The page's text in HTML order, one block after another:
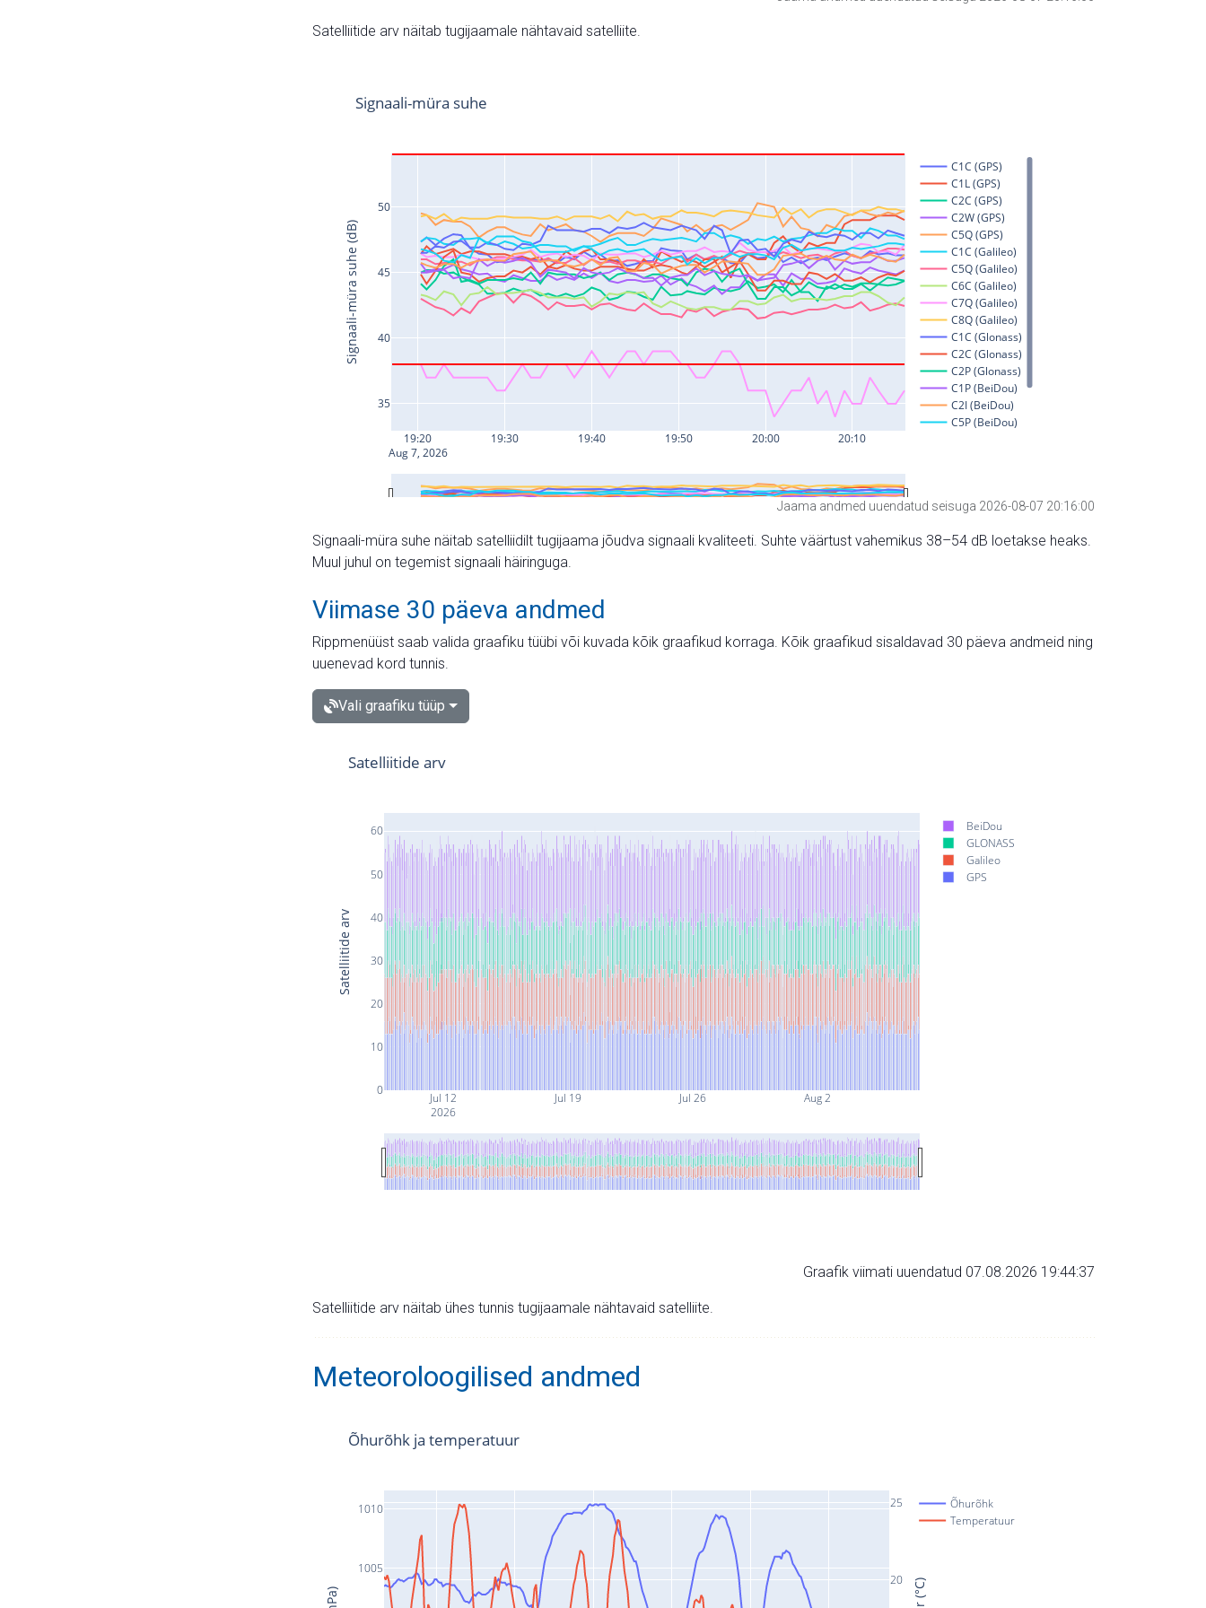
Satelliitide arv näitab tugijaamale nähtavaid satelliite.
Jaama andmed uuendatud seisuga 2026-08-07 20:16:00
Signaali-müra suhe näitab satelliidilt tugijaama jõudva signaali kvaliteeti. Suhte väärtust vahemikus 38–54 dB loetakse heaks.
Muul juhul on tegemist signaali häiringuga.
Viimase 30 päeva andmed
Rippmenüüst saab valida graafiku tüübi või kuvada kõik graafikud korraga. Kõik graafikud sisaldavad 30 päeva andmeid ning
uuenevad kord tunnis.
Vali graafiku tüüp
Jul 12
2026
Jul 19 Jul 26 Aug 2
0
10
20
30
40
50
60
BeiDou
GLONASS
Galileo
GPS
Satelliitide arv
Satelliitide arv
Graafik viimati uuendatud 07.08.2026 19:44:37
Satelliitide arv näitab ühes tunnis tugijaamale nähtavaid satelliite.
Meteoroloogilised andmed
1005
1010
20
25
Õhurõhk
Temperatuur
Õhurõhk ja temperatuur